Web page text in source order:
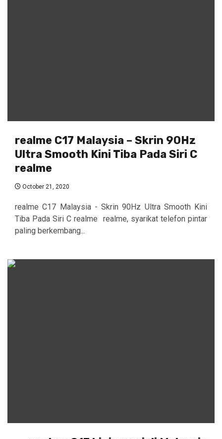
realme C17 Malaysia – Skrin 90Hz
Ultra Smooth Kini Tiba Pada Siri C
realme
October 21, 2020
realme C17 Malaysia - Skrin 90Hz Ultra Smooth Kini
Tiba Pada Siri C realme realme, syarikat telefon pintar
paling berkembang...